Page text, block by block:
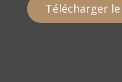
Télécharger